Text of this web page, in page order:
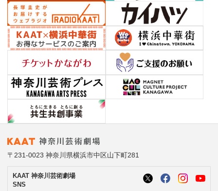
〒231-0023 神奈川県横浜市中区山下町281
KAAT 神奈川芸術劇場
SNS